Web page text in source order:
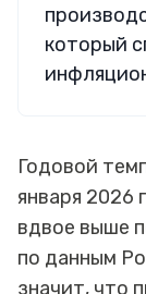
который
Годовой
января 2026
вдвое выше
по данным
значит, что